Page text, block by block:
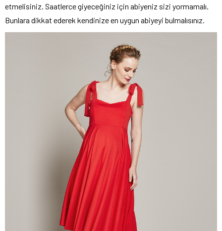
etmelisiniz. Saatlerce giyeceğiniz için abiyeniz sizi yormamalı.
Bunlara dikkat ederek kendinize en uygun abiyeyi bulmalısınız.